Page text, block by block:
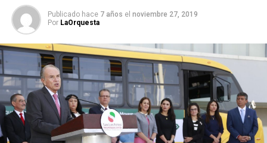
Publicado hace 7 años el noviembre 27, 2019
Por LaOrquesta